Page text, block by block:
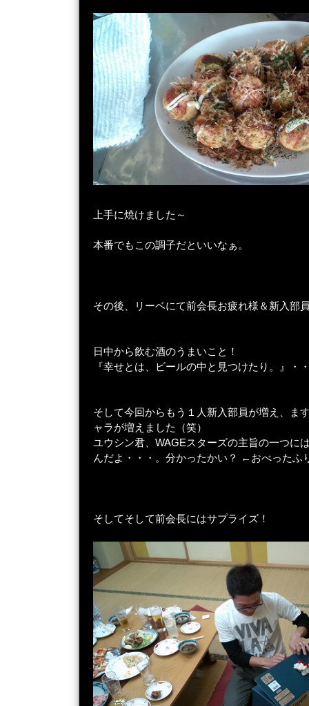
上手に焼けました～
本番でもこの調子だといいなぁ。
その後、リーベにて前会長お疲れ様＆新入部
日中から飲む酒のうまいこと！
『幸せとは、ビールの中と見つけたり。』・
そして今回からもう１人新入部員が増え、ま
ャラが増えました（笑）
ユウシン君、WAGEスターズの主旨の一つに
んだよ・・・。分かったかい？ ←おべったふ
そしてそして前会長にはサプライズ！